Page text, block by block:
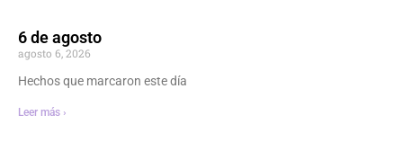
6 de agosto
agosto 6, 2026
Hechos que marcaron este día
Leer más ›